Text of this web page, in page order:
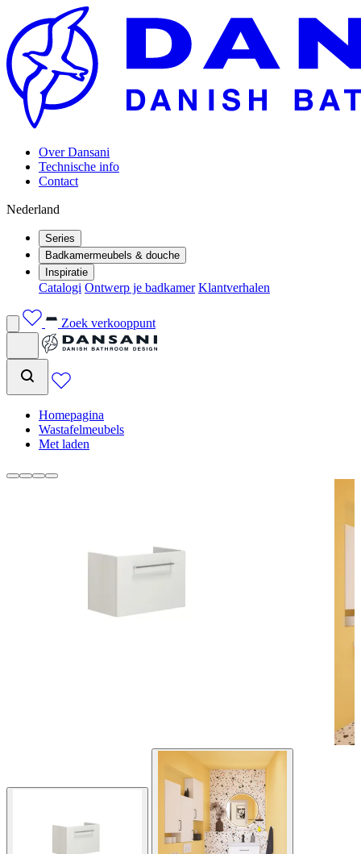
Over Dansani
Technische info
Contact
Nederland
Series
Badkamermeubels & douche
Inspiratie
Catalogi Ontwerp je badkamer Klantverhalen
Zoek verkooppunt
Homepagina
Wastafelmeubels
Met laden